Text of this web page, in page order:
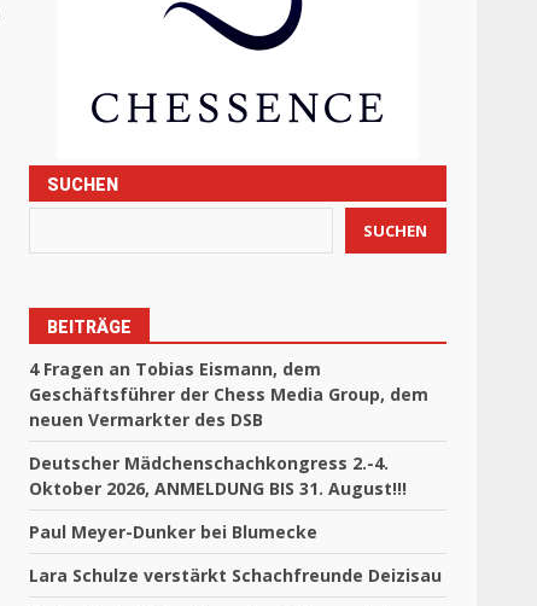
SUCHEN
SUCHEN
BEITRÄGE
4 Fragen an Tobias Eismann, dem
Geschäftsführer der Chess Media Group, dem
neuen Vermarkter des DSB
Deutscher Mädchenschachkongress 2.-4.
Oktober 2026, ANMELDUNG BIS 31. August!!!
Paul Meyer-Dunker bei Blumecke
Lara Schulze verstärkt Schachfreunde Deizisau